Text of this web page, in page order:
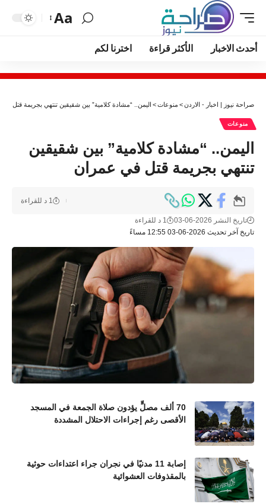
Aa
أحدث الاخبار الأكثر قراءة اخترنا لكم
صراحة نيوز | اخبار - الاردن> منوعات> اليمن.. “مشادة كلامية” بين شقيقين تنتهي بجريمة قتل
منوعات
اليمن.. “مشادة كلامية” بين شقيقين
تنتهي بجريمة قتل في عمران
تاريخ آخر تحديث 2026-06-03 12:55 مساءً
تاريخ النشر 2026-06-03 1 د للقراءة
1 د للقراءة
70 ألف مصلٍّ يؤدون صلاة الجمعة في المسجد
الأقصى رغم إجراءات الاحتلال المشددة
إصابة 11 مدنيًا في نجران جراء اعتداءات حوثية
بالمقذوفات العشوائية